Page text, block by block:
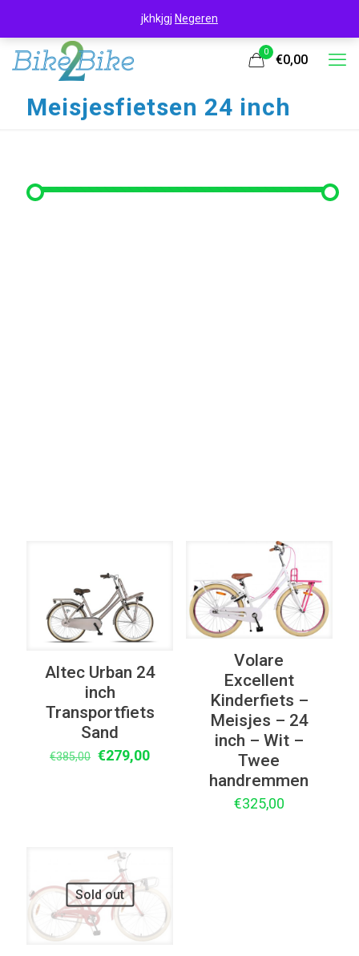
0
€0,00
Meisjesfietsen 24 inch
Altec Urban 24
inch
Transportfiets
Sand
€385,00 Oorspronkelijke
€279,00Huidige
Volare
Excellent
Kinderfiets –
Meisjes – 24
inch – Wit –
Twee
handremmen
€325,00
Sold out
jkhkjgj Negeren